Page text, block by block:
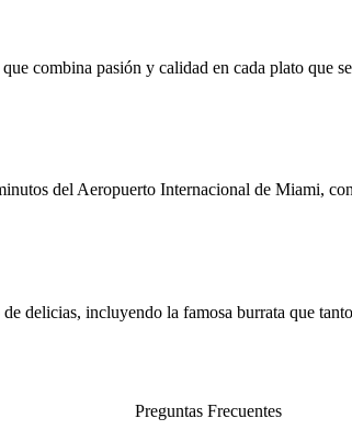
combina pasión y calidad en cada plato que
del Aeropuerto Internacional de Miami,
delicias, incluyendo la famosa burrata que
Preguntas Frecuentes